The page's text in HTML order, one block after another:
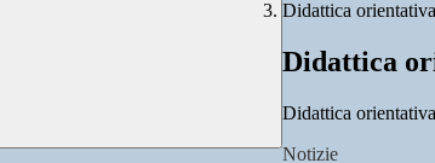
Didattica orientativa
Didattica
Didattica orientativa
Notizie